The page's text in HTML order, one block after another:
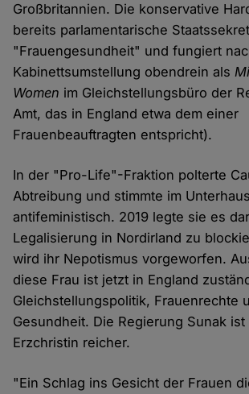
Großbritannien. Die konservative
bereits parlamentarische
"Frauengesundheit" und fungiert
Kabinettsumstellung obendrein als
Women im Gleichstellungsbüro der
Amt, das in England etwa dem einer
Frauenbeauftragten entspricht).
In der "Pro-Life"-Fraktion polterte
Abtreibung und stimmte im
antifeministisch. 2019 legte sie es
Legalisierung in Nordirland zu
wird ihr Nepotismus vorgeworfen.
diese Frau ist jetzt in England
Gleichstellungspolitik, Frauenrechte
Gesundheit. Die Regierung Sunak ist
Erzchristin reicher.
"Ein Schlag ins Gesicht der Frauen